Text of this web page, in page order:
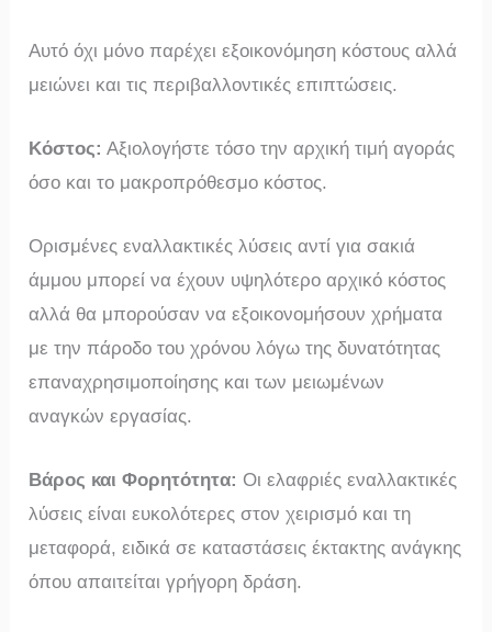
Αυτό όχι μόνο παρέχει εξοικονόμηση κόστους αλλά
μειώνει και τις περιβαλλοντικές επιπτώσεις.
Κόστος: Αξιολογήστε τόσο την αρχική τιμή αγοράς
όσο και το μακροπρόθεσμο κόστος.
Ορισμένες εναλλακτικές λύσεις αντί για σακιά
άμμου μπορεί να έχουν υψηλότερο αρχικό κόστος
αλλά θα μπορούσαν να εξοικονομήσουν χρήματα
με την πάροδο του χρόνου λόγω της δυνατότητας
επαναχρησιμοποίησης και των μειωμένων
αναγκών εργασίας.
Βάρος και Φορητότητα: Οι ελαφριές εναλλακτικές
λύσεις είναι ευκολότερες στον χειρισμό και τη
μεταφορά, ειδικά σε καταστάσεις έκτακτης ανάγκης
όπου απαιτείται γρήγορη δράση.